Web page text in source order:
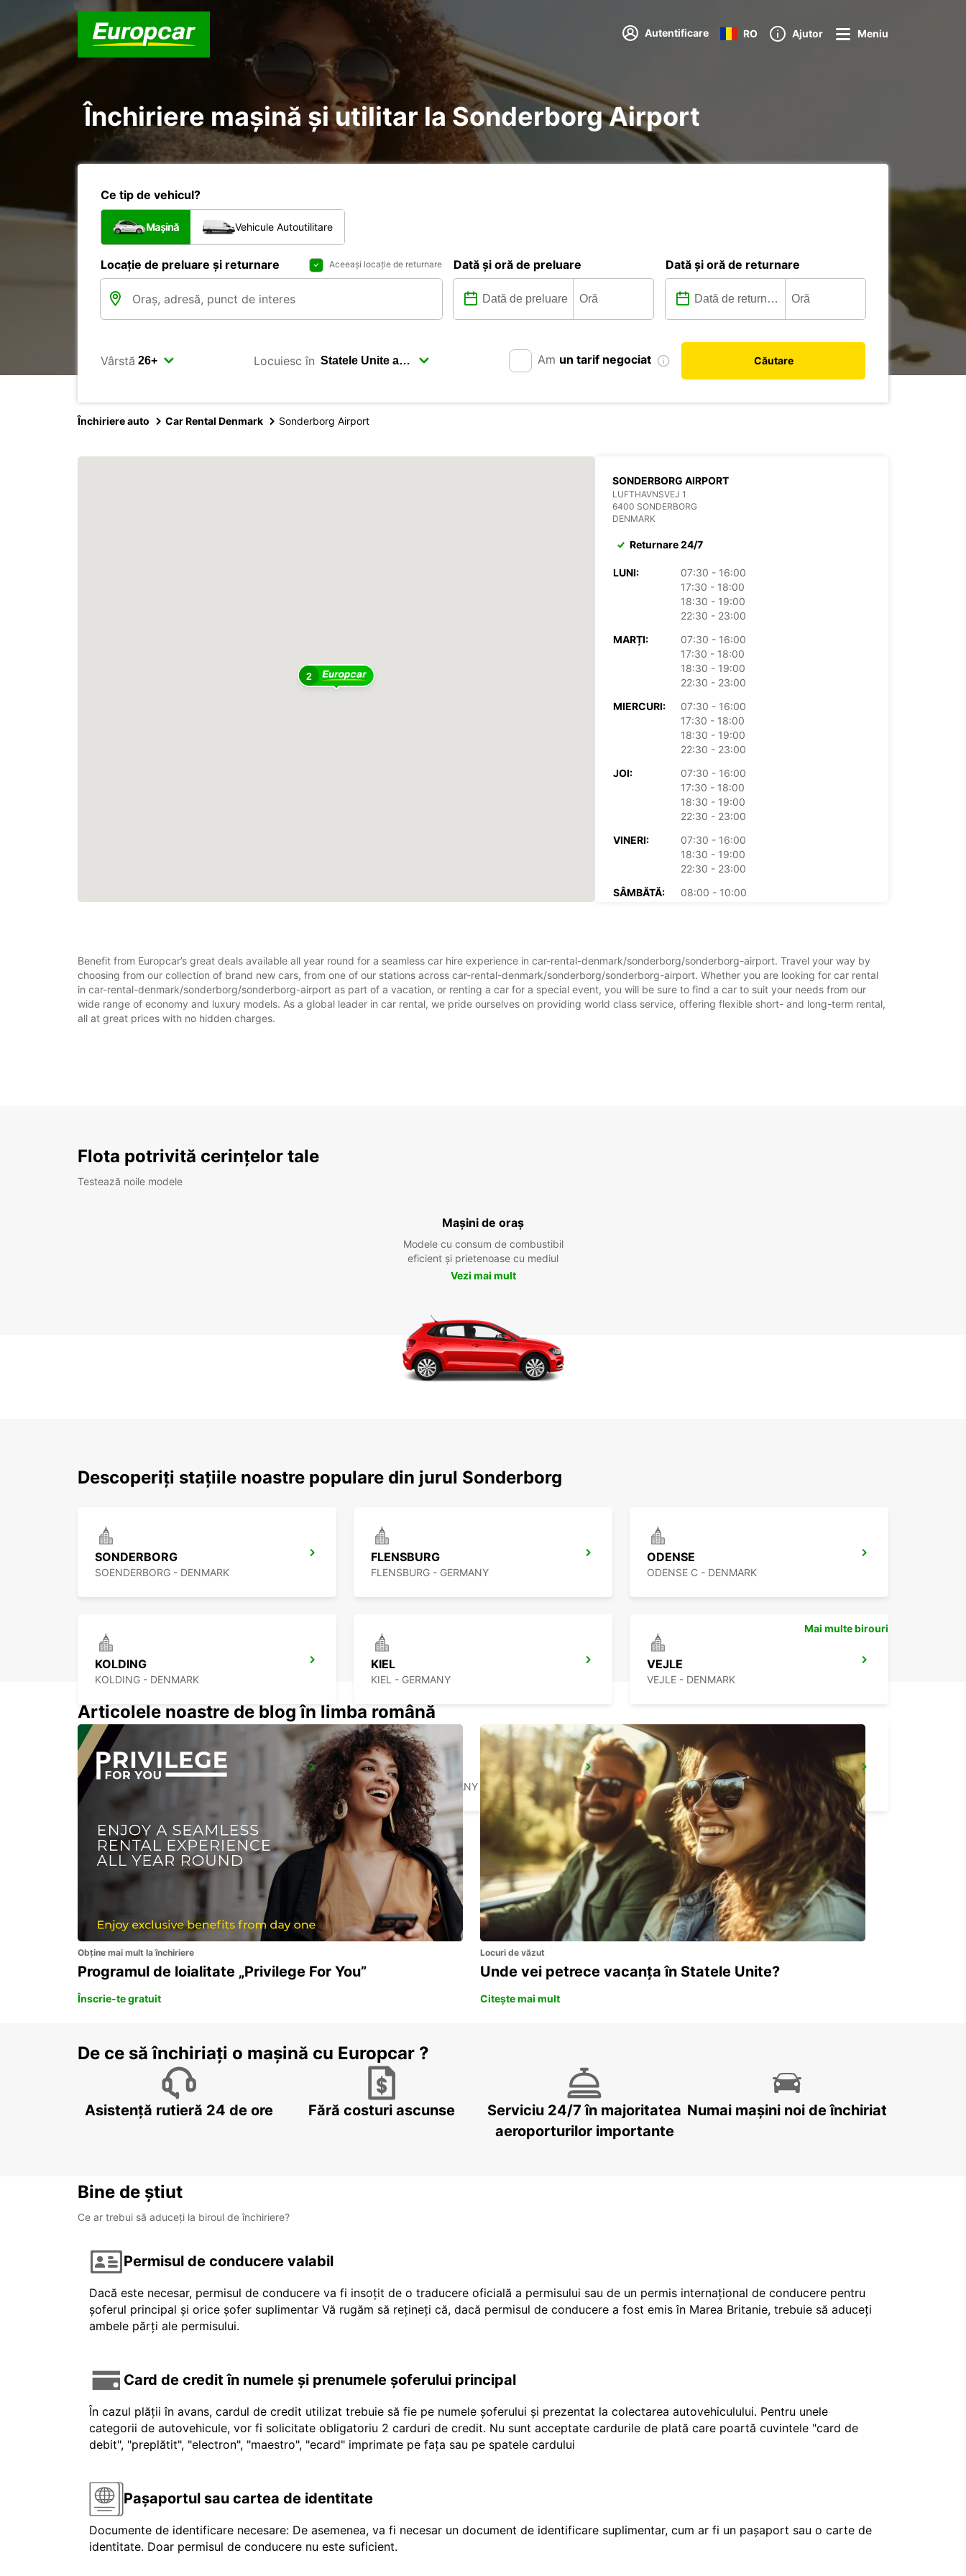
Autentificare RO Ajutor Meniu
Închiriere mașină și utilitar la Sonderborg Airport
Ce tip de vehicul?
Mașină Vehicule Autoutilitare
Locație de preluare și returnare Aceeași locație de returnare Dată și oră de preluare Dată și oră de returnare
Vârstă Locuiesc în Am un tarif negociat Căutare
Închiriere auto Car Rental Denmark Sonderborg Airport
2
SONDERBORG AIRPORT
LUFTHAVNSVEJ 1
6400 SONDERBORG
DENMARK
Returnare 24/7
LUNI:
07:30 - 16:00
17:30 - 18:00
18:30 - 19:00
22:30 - 23:00
MARȚI:
07:30 - 16:00
17:30 - 18:00
18:30 - 19:00
22:30 - 23:00
MIERCURI:
07:30 - 16:00
17:30 - 18:00
18:30 - 19:00
22:30 - 23:00
JOI:
07:30 - 16:00
17:30 - 18:00
18:30 - 19:00
22:30 - 23:00
VINERI:
07:30 - 16:00
18:30 - 19:00
22:30 - 23:00
SÂMBĂTĂ:
08:00 - 10:00
Sărbătorilor legale.
+45 (74) 427171
Benefit from Europcar’s great deals available all year round for a seamless car hire experience in car-rental-denmark/sonderborg/sonderborg-airport. Travel your way by
choosing from our collection of brand new cars, from one of our stations across car-rental-denmark/sonderborg/sonderborg-airport. Whether you are looking for car rental
in car-rental-denmark/sonderborg/sonderborg-airport as part of a vacation, or renting a car for a special event, you will be sure to find a car to suit your needs from our
wide range of economy and luxury models. As a global leader in car rental, we pride ourselves on providing world class service, offering flexible short- and long-term rental,
all at great prices with no hidden charges.
Flota potrivită cerințelor tale
Testează noile modele
Mașini de oraș
Modele cu consum de combustibil
eficient și prietenoase cu mediul
Vezi mai mult
Descoperiți stațiile noastre populare din jurul Sonderborg
SONDERBORG
SOENDERBORG - DENMARK
FLENSBURG
FLENSBURG - GERMANY
ODENSE
ODENSE C - DENMARK
KOLDING
KOLDING - DENMARK
KIEL
KIEL - GERMANY
VEJLE
VEJLE - DENMARK
NAKSKOV
NAKSKOV - DENMARK
SYLT AIRPORT
SYLT OST - GERMANY
SYLT WESTERLAND
WESTERLAND SYLT - GERMANY
Mai multe birouri
Articolele noastre de blog în limba română
Obține mai mult la închiriere
Programul de loialitate „Privilege For You”
Înscrie-te gratuit
Locuri de văzut
Unde vei petrece vacanța în Statele Unite?
Citește mai mult
De ce să închiriați o mașină cu Europcar ?
Asistență rutieră 24 de ore Fără costuri ascunse
Serviciu 24/7 în majoritatea
aeroporturilor importante
Numai mașini noi de închiriat
Bine de știut
Ce ar trebui să aduceți la biroul de închiriere?
Permisul de conducere valabil
Dacă este necesar, permisul de conducere va fi insoțit de o traducere oficială a permisului sau de un permis internațional de conducere pentru
șoferul principal și orice șofer suplimentar Vă rugăm să rețineți că, dacă permisul de conducere a fost emis în Marea Britanie, trebuie să aduceți
ambele părți ale permisului.
Card de credit în numele și prenumele șoferului principal
În cazul plății în avans, cardul de credit utilizat trebuie să fie pe numele șoferului și prezentat la colectarea autovehiculului. Pentru unele
categorii de autovehicule, vor fi solicitate obligatoriu 2 carduri de credit. Nu sunt acceptate cardurile de plată care poartă cuvintele "card de
debit", "preplătit", "electron", "maestro", "ecard" imprimate pe fața sau pe spatele cardului
Pașaportul sau cartea de identitate
Documente de identificare necesare: De asemenea, va fi necesar un document de identificare suplimentar, cum ar fi un pașaport sau o carte de
identitate. Doar permisul de conducere nu este suficient.